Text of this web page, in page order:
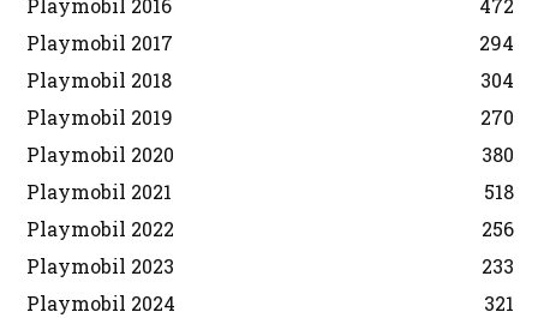
Playmobil 2016
472
Playmobil 2017
294
Playmobil 2018
304
Playmobil 2019
270
Playmobil 2020
380
Playmobil 2021
518
Playmobil 2022
256
Playmobil 2023
233
Playmobil 2024
321